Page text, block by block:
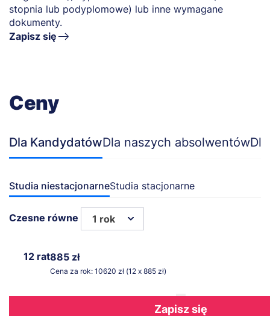
stopnia lub podyplomowe) lub inne wymagane
dokumenty.
Zapisz się
Ceny
Dla KandydatówDla naszych absolwentów
Studia niestacjonarneStudia stacjonarne
Czesne równe 1 rok
12 rat885 zł
Cena za rok: 10620 zł (12 x 885 zł)
Zapisz się